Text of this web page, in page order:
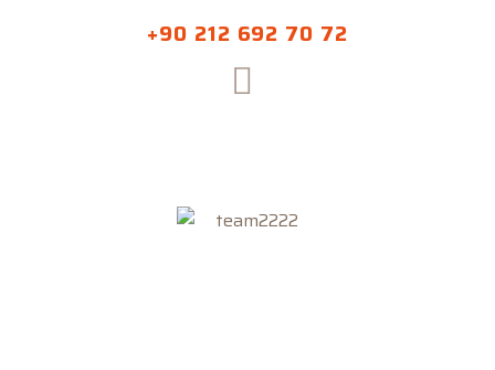
+90 212 692 70 72